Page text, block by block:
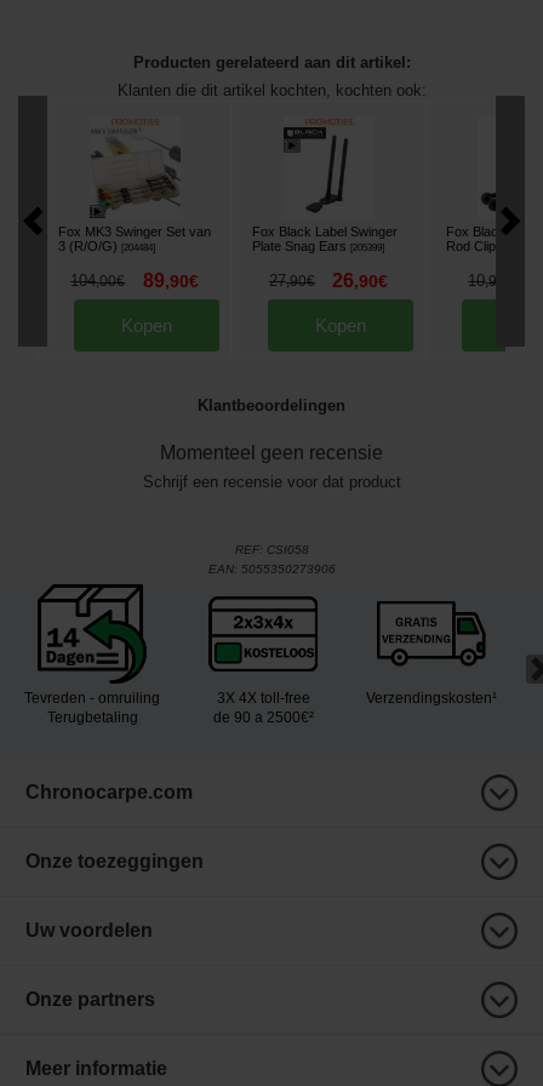
Producten gerelateerd aan dit artikel:
Klanten die dit artikel kochten, kochten ook:
Fox MK3 Swinger Set van
3 (R/O/G) [204484]
104,00€ 89,90€
Kopen
Fox Black Label Swinger
Plate Snag Ears [205399]
27,90€ 26,90€
Kopen
Fox Black Label
Rod Clip (x2)
10,90
Klantbeoordelingen
Momenteel geen recensie
Schrijf een recensie voor dat product
REF: CSI058
EAN: 5055350273906
Tevreden - omruiling
Terugbetaling
3X 4X toll-free
de 90 a 2500€²
Verzendingskosten¹
Chronocarpe.com
Onze toezeggingen
Uw voordelen
Onze partners
Meer informatie